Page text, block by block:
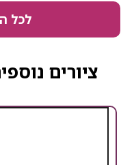
לכל
ציורים